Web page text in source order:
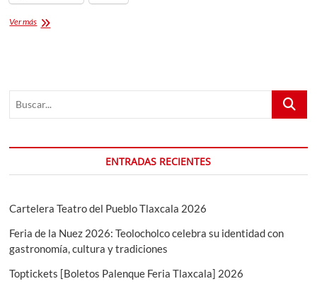
Ver másMoles
ir
cada
de
Buscar...
ENTRADAS RECIENTES
Cartelera Teatro del Pueblo Tlaxcala 2026
Feria de la Nuez 2026: Teolocholco celebra su identidad con
gastronomía, cultura y tradiciones
Toptickets [Boletos Palenque Feria Tlaxcala] 2026